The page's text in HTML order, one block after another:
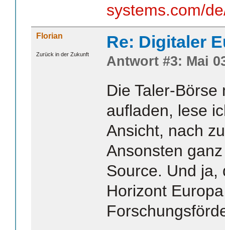
systems.com/
Florian
Zurück in der Zukunft
Re: Digitaler
Antwort #3: Mai
Die Taler-
aufladen, lese
Ansicht, nach
Ansonsten
Source. Und ja,
Horizont